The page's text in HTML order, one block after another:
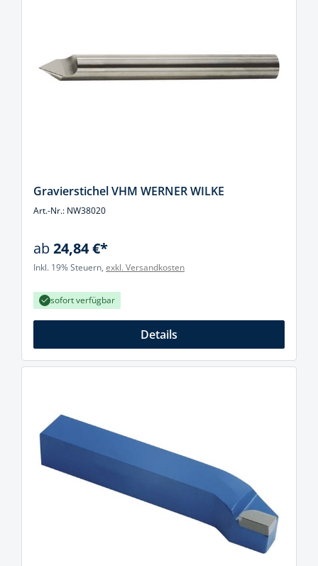
Gravierstichel VHM WERNER WILKE
Art.-Nr.: NW38020
ab24,84 €*
Inkl. 19% Steuern, exkl. Versandkosten
sofort verfügbar
Details